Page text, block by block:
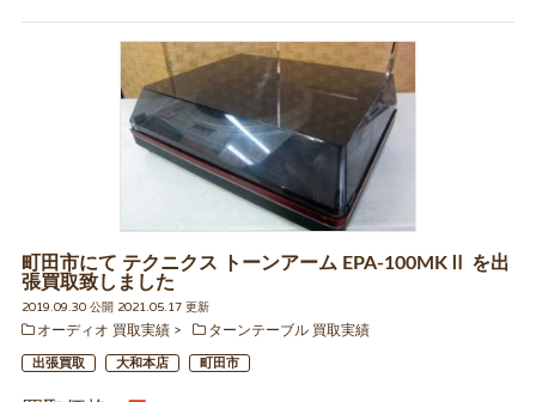
町田市にて テクニクス トーンアーム EPA-100MKⅡ を出
張買取致しました
2019.09.30 公開 2021.05.17 更新
オーディオ 買取実績
ターンテーブル 買取実績
出張買取 大和本店 町田市